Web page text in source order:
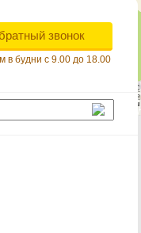
Работает на API 2ГИС
Лицензионное соглашение
нужен ключ. Помощь: api@2gis.ru
звонок
в будни с 9.00 до 18.00